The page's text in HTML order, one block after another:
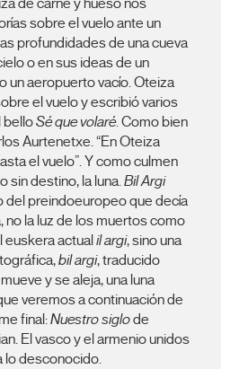
de carne y hueso nos
sobre el vuelo ante un
profundidades de una cueva
o en sus ideas de un
un aeropuerto vacío. Oteiza
el vuelo y escribió varios
belloSé que volaré. Como bien
Aurtenetxe. “En Oteiza
el vuelo”. Y como culmen
sin destino, la luna.Bil Argi
del preindoeuropeo que decía
no la luz de los muertos como
euskera actualil argi, sino una
bil argi, traducido
y se aleja, una luna
veremos a continuación de
final:Nuestro siglode
El vasco y el armenio unidos
lo desconocido.